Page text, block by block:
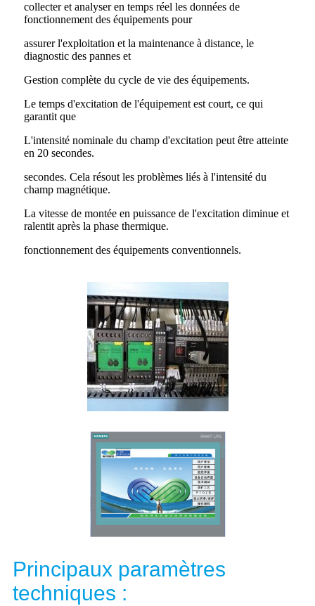
collecter et analyser en temps réel les données de
fonctionnement des équipements pour
assurer l'exploitation et la maintenance à distance, le
diagnostic des pannes et
Gestion complète du cycle de vie des équipements.
Le temps d'excitation de l'équipement est court, ce qui
garantit que
L'intensité nominale du champ d'excitation peut être atteinte
en 20 secondes.
secondes. Cela résout les problèmes liés à l'intensité du
champ magnétique.
La vitesse de montée en puissance de l'excitation diminue et
ralentit après la phase thermique.
fonctionnement des équipements conventionnels.
Principaux paramètres
techniques :